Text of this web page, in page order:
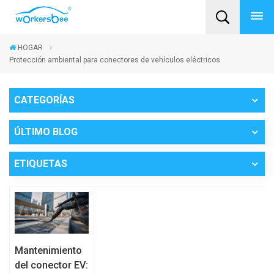
HOGAR
Protección ambiental para conectores de vehículos eléctricos
CATEGORÍAS
ÚLTIMO BLOG
ETIQUETAS
Mantenimiento
del conector EV: